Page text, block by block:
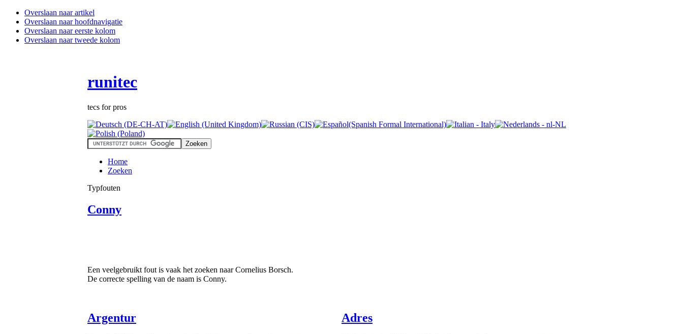
Overslaan naar artikel
Overslaan naar hoofdnavigatie
Overslaan naar eerste kolom
Overslaan naar tweede kolom
runitec
tecs for pros
Home
Zoeken
Typfouten
Conny
Een veelgebruikt fout is vaak het zoeken naar Cornelius Borsch.
De correcte spelling van de naam is Conny.
Argentur Adres